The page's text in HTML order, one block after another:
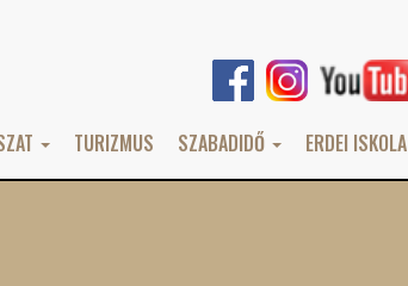
TURIZMUS SZABADIDŐ ERDEI ISKOLA